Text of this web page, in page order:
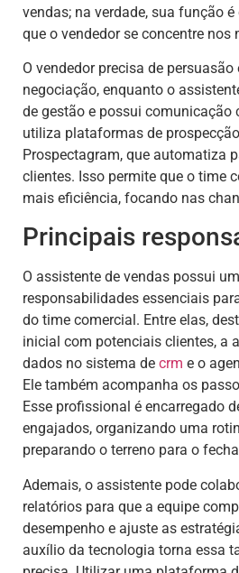
vendas; na verdade, sua função
que o vendedor se concentre nos
O vendedor precisa de persuasão
negociação, enquanto o
de gestão e possui comunicação
utiliza plataformas de
Prospectagram, que automatiza
clientes. Isso permite que o time
mais eficiência, focando nas
Principais
O assistente de vendas possui
responsabilidades essenciais
do time comercial. Entre elas,
inicial com potenciais clientes, a
dados no sistema de crm e o
Ele também acompanha os
Esse profissional é encarregado
engajados, organizando uma
preparando o terreno para o
Ademais, o assistente pode
relatórios para que a equipe
desempenho e ajuste as
auxílio da tecnologia torna essa